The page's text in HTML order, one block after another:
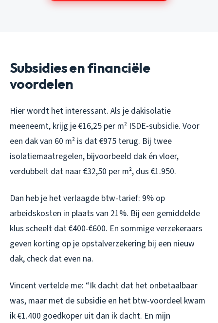
Subsidies en financiële
voordelen
Hier wordt het interessant. Als je dakisolatie
meeneemt, krijg je €16,25 per m² ISDE-subsidie. Voor
een dak van 60 m² is dat €975 terug. Bij twee
isolatiemaatregelen, bijvoorbeeld dak én vloer,
verdubbelt dat naar €32,50 per m², dus €1.950.
Dan heb je het verlaagde btw-tarief: 9% op
arbeidskosten in plaats van 21%. Bij een gemiddelde
klus scheelt dat €400-€600. En sommige verzekeraars
geven korting op je opstalverzekering bij een nieuw
dak, check dat even na.
Vincent vertelde me: “Ik dacht dat het onbetaalbaar
was, maar met de subsidie en het btw-voordeel kwam
ik €1.400 goedkoper uit dan ik dacht. En mijn